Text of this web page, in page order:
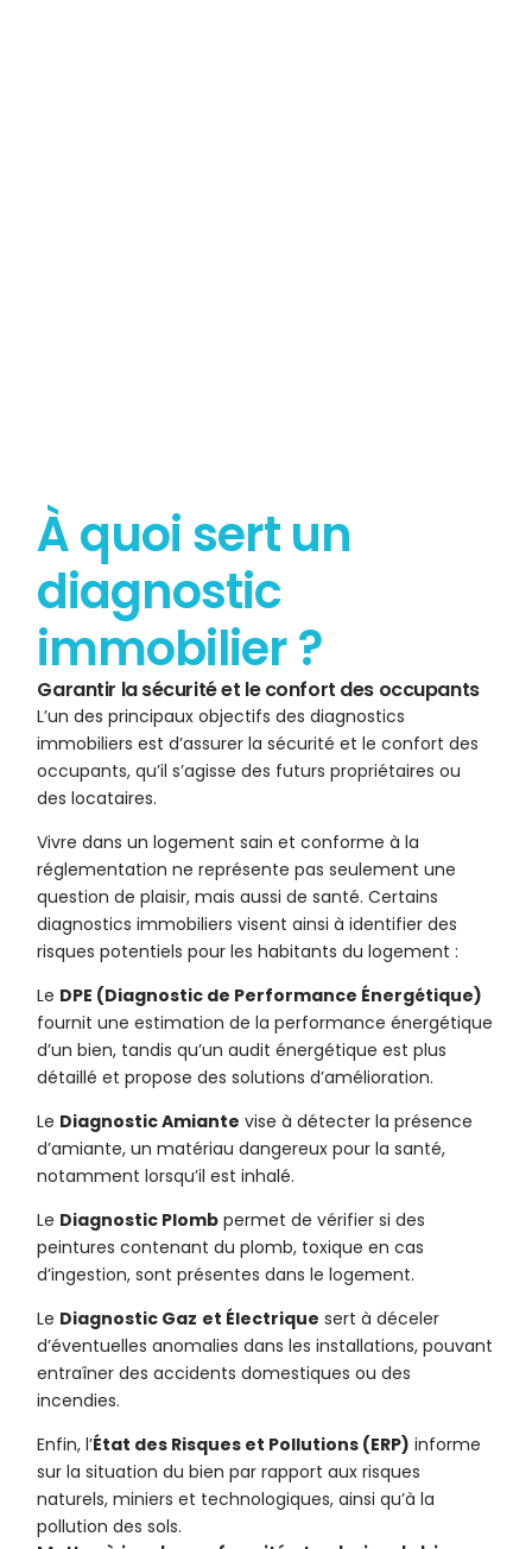
À quoi sert un
diagnostic
immobilier ?
Garantir la sécurité et le confort des occupants
L’un des principaux objectifs des diagnostics
immobiliers est d’assurer la sécurité et le confort des
occupants, qu’il s’agisse des futurs propriétaires ou
des locataires.
Vivre dans un logement sain et conforme à la
réglementation ne représente pas seulement une
question de plaisir, mais aussi de santé. Certains
diagnostics immobiliers visent ainsi à identifier des
risques potentiels pour les habitants du logement :
Le DPE (Diagnostic de Performance Énergétique)
fournit une estimation de la performance énergétique
d’un bien, tandis qu’un audit énergétique est plus
détaillé et propose des solutions d’amélioration.
Le Diagnostic Amiante vise à détecter la présence
d’amiante, un matériau dangereux pour la santé,
notamment lorsqu’il est inhalé.
Le Diagnostic Plomb permet de vérifier si des
peintures contenant du plomb, toxique en cas
d’ingestion, sont présentes dans le logement.
Le Diagnostic Gaz et Électrique sert à déceler
d’éventuelles anomalies dans les installations, pouvant
entraîner des accidents domestiques ou des
incendies.
Enfin, l’État des Risques et Pollutions (ERP) informe
sur la situation du bien par rapport aux risques
naturels, miniers et technologiques, ainsi qu’à la
pollution des sols.